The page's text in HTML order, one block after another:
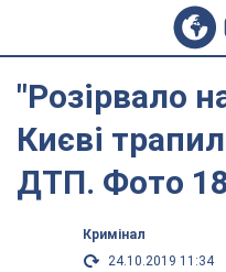
"Розірвало
Києві
ДТП. Фото
Кримінал
24.10.2019 11:34